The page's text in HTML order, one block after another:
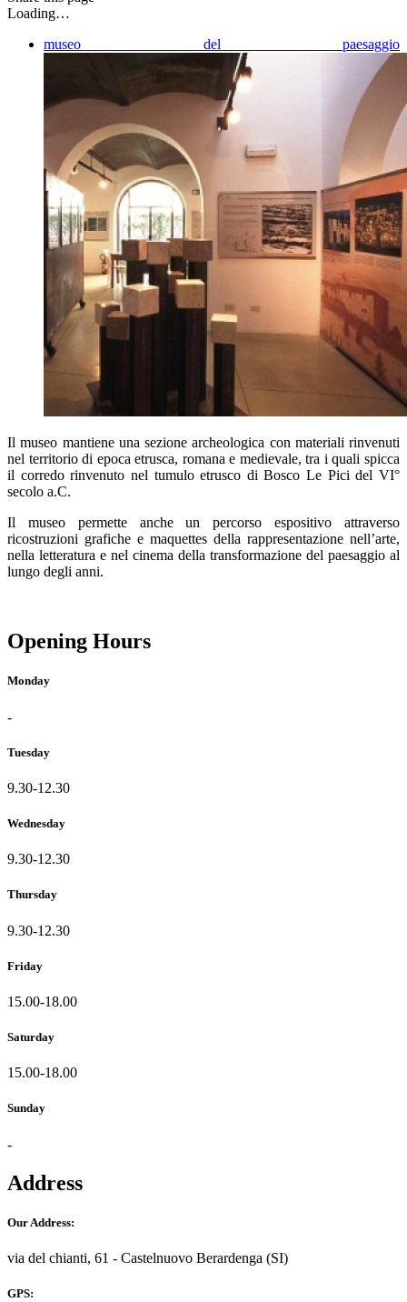
Loading…
museo del paesaggio
Il museo mantiene una sezione archeologica con materiali rinvenuti
nel territorio di epoca etrusca, romana e medievale, tra i quali spicca
il corredo rinvenuto nel tumulo etrusco di Bosco Le Pici del VI°
secolo a.C.
Il museo permette anche un percorso espositivo attraverso
ricostruzioni grafiche e maquettes della rappresentazione nell’arte,
nella letteratura e nel cinema della transformazione del paesaggio al
lungo degli anni.
Opening Hours
Monday
-
Tuesday
9.30-12.30
Wednesday
9.30-12.30
Thursday
9.30-12.30
Friday
15.00-18.00
Saturday
15.00-18.00
Sunday
-
Address
Our Address:
via del chianti, 61 - Castelnuovo Berardenga (SI)
GPS: